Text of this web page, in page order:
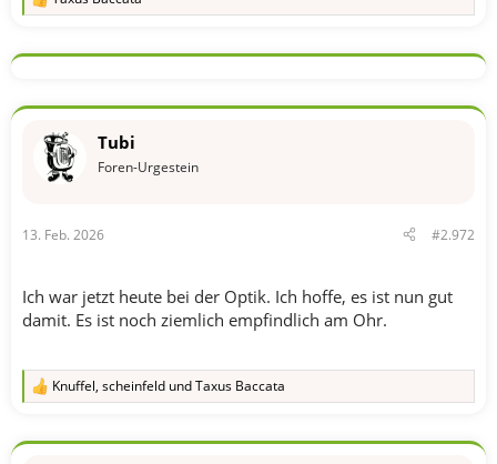
R
k
o
Tubi
Foren-Urgestein
13. Feb. 2026 #2.972
Ich war jetzt heute bei der Optik. Ich hoffe, es ist nun gut
damit. Es ist noch ziemlich empfindlich am Ohr.
R
k
Knuffel, scheinfeld undTaxus Baccata